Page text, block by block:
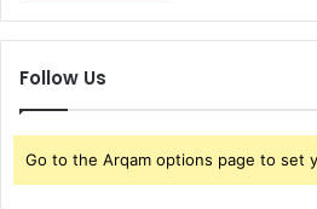
Follow Us
Go to the Arqam options page to set